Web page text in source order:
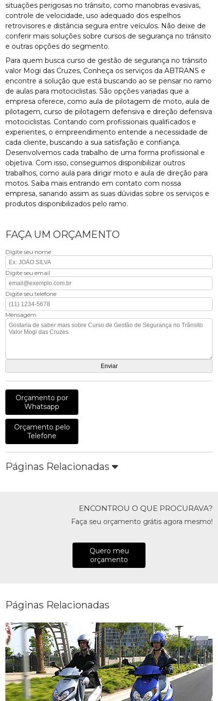
situações perigosas no trânsito, como manobras evasivas,
controle de velocidade, uso adequado dos espelhos
retrovisores e distância segura entre veículos. Não deixe de
conferir mais soluções sobre cursos de segurança no trânsito
e outras opções do segmento.
Para quem busca curso de gestão de segurança no trânsito
valor Mogi das Cruzes, Conheça os serviços da ABTRANS e
encontre a solução que está buscando ao se pensar no ramo
de aulas para motociclistas. São opções variadas que a
empresa oferece, como aula de pilotagem de moto, aula de
pilotagem, curso de pilotagem defensiva e direção defensiva
motociclistas. Contando com profissionais qualificados e
experientes, o empreendimento entende a necessidade de
cada cliente, buscando a sua satisfação e confiança.
Desenvolvemos cada trabalho de uma forma profissional e
objetiva. Com isso, conseguimos disponibilizar outros
trabalhos, como aula para dirigir moto e aula de direção para
motos. Saiba mais entrando em contato com nossa
empresa, sanando assim as suas dúvidas sobre os serviços e
produtos disponibilizados pelo ramo.
FAÇA UM ORÇAMENTO
Digite seu nome
Digite seu email
Digite seu telefone
Mensagem
Orçamento por
Whatsapp
Orçamento pelo
Telefone
Páginas Relacionadas
ENCONTROU O QUE PROCURAVA?
Faça seu orçamento grátis agora mesmo!
Quero meu
orçamento
Páginas Relacionadas